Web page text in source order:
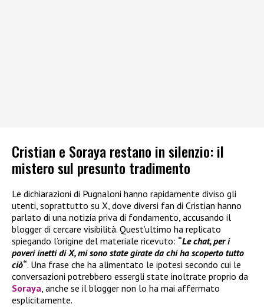
Cristian e Soraya restano in silenzio: il
mistero sul presunto tradimento
Le dichiarazioni di Pugnaloni hanno rapidamente diviso gli
utenti, soprattutto su X, dove diversi fan di Cristian hanno
parlato di una notizia priva di fondamento, accusando il
blogger di cercare visibilità. Quest’ultimo ha replicato
spiegando l’origine del materiale ricevuto: “Le chat, per i
poveri inetti di X, mi sono state girate da chi ha scoperto tutto
ciò“. Una frase che ha alimentato le ipotesi secondo cui le
conversazioni potrebbero essergli state inoltrate proprio da
Soraya, anche se il blogger non lo ha mai affermato
esplicitamente.